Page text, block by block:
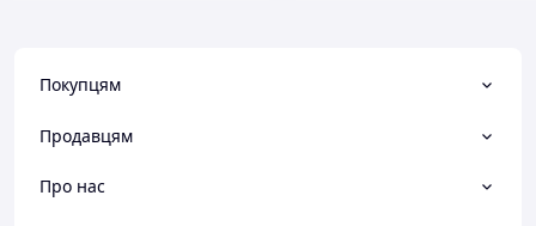
Покупцям
Продавцям
Про нас